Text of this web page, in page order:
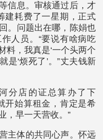
信息。审核通过后，才
建耗费了一星期，正式
。问题出在哪，陈娟也
人员。“要说有啥病吃
料，我真是‘一个头两个
是‘烦死了’。”丈夫钱新
分店的证总算办了下
开始算租金，肯定是希
，早一天营收。”
主体的共同心声。怀远